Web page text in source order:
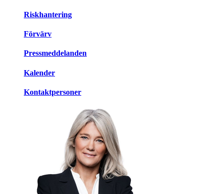
Riskhantering
Förvärv
Pressmeddelanden
Kalender
Kontaktpersoner